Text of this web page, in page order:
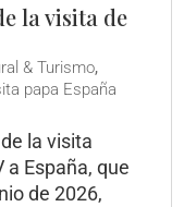
la visita de
& Turismo,
papa España
la visita
a España, que
de 2026,